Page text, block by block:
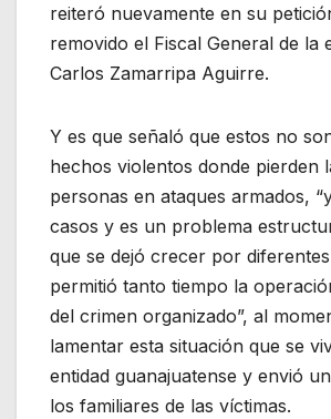
reiteró nuevamente en su
removido el Fiscal General de la
Carlos Zamarripa Aguirre.
Y es que señaló que estos no
hechos violentos donde pierden
personas en ataques armados,
casos y es un problema
que se dejó crecer por
permitió tanto tiempo la
del crimen organizado”, al
lamentar esta situación que se
entidad guanajuatense y envió
los familiares de las víctimas.